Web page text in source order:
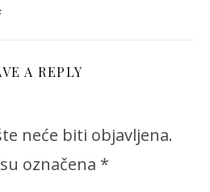
A REPLY
neće biti objavljena.
označena *